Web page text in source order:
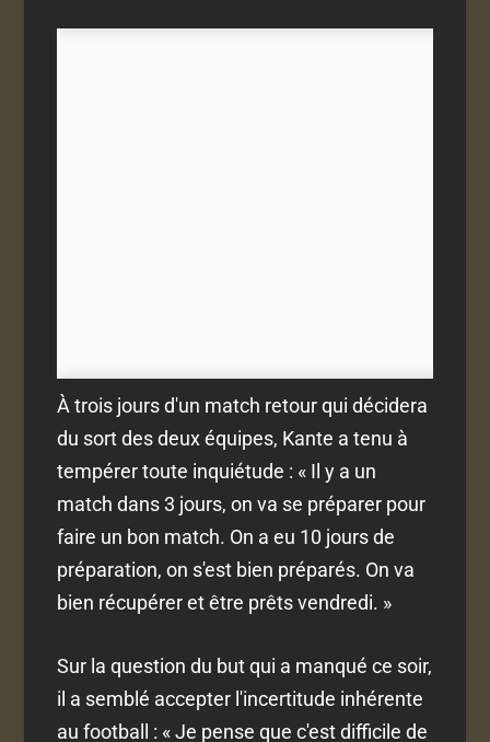
À trois jours d'un match retour qui décidera
du sort des deux équipes, Kante a tenu à
tempérer toute inquiétude : « Il y a un
match dans 3 jours, on va se préparer pour
faire un bon match. On a eu 10 jours de
préparation, on s'est bien préparés. On va
bien récupérer et être prêts vendredi. »
Sur la question du but qui a manqué ce soir,
il a semblé accepter l'incertitude inhérente
au football : « Je pense que c'est difficile de